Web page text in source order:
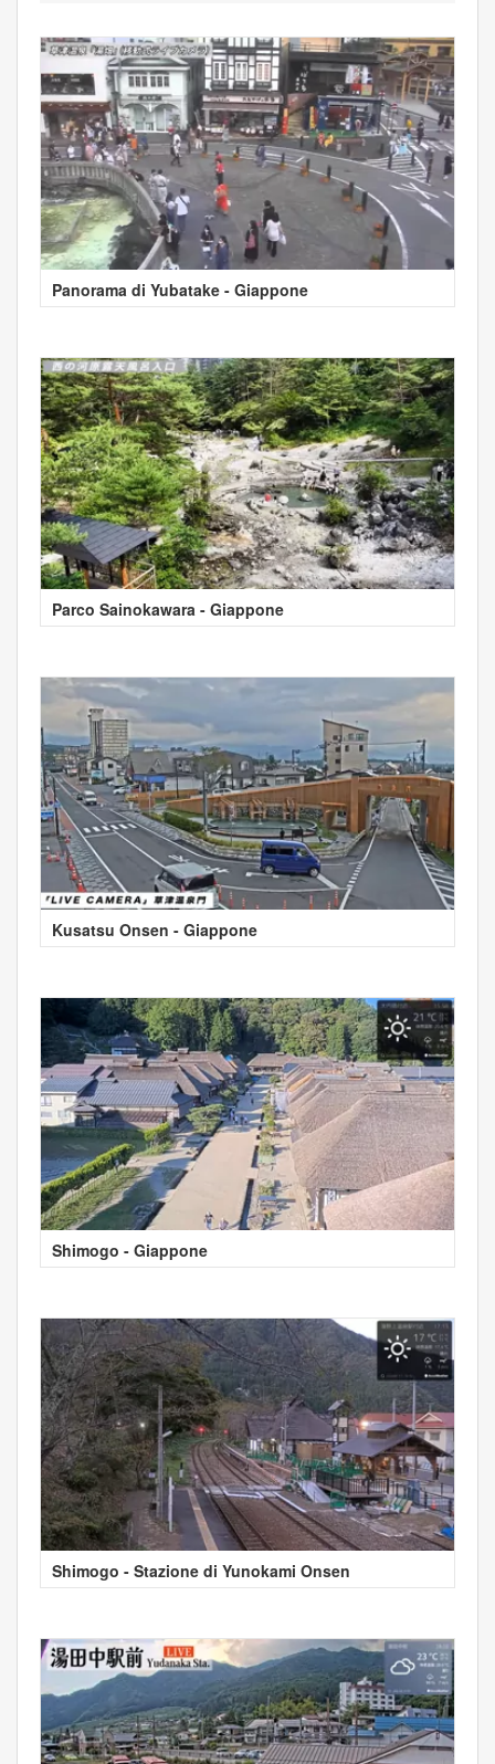
Panorama di Yubatake - Giappone
Parco Sainokawara - Giappone
Kusatsu Onsen - Giappone
Shimogo - Giappone
Shimogo - Stazione di Yunokami Onsen